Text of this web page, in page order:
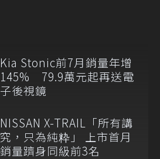
Kia Stonic前7月銷量年增
145% 79.9萬元起再送電
子後視鏡
NISSAN X-TRAIL「所有講
究，只為純粋」 上市首月
銷量躋身同級前3名